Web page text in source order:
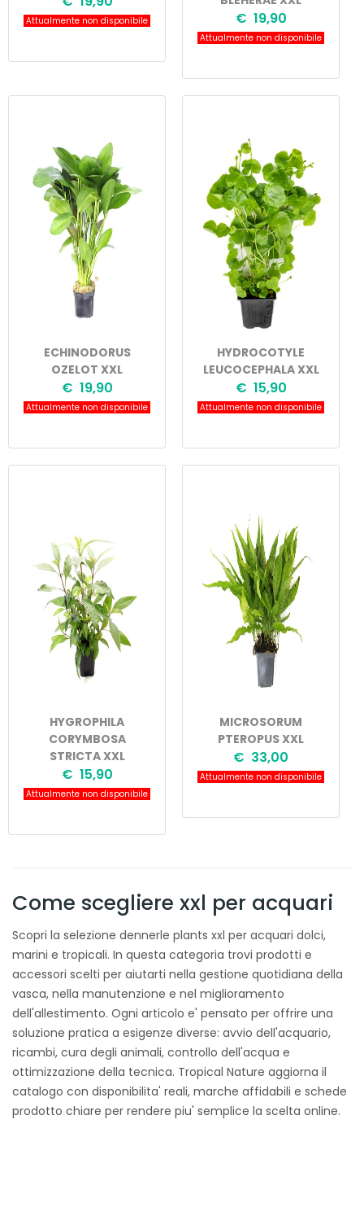
Attualmente non disponibile € 19,90
Attualmente non disponibile
ECHINODORUS
OZELOT XXL
€ 19,90
Attualmente non disponibile
HYDROCOTYLE
LEUCOCEPHALA XXL
€ 15,90
Attualmente non disponibile
HYGROPHILA
CORYMBOSA
STRICTA XXL
€ 15,90
Attualmente non disponibile
MICROSORUM
PTEROPUS XXL
€ 33,00
Attualmente non disponibile
Come scegliere xxl per acquari
Scopri la selezione dennerle plants xxl per acquari dolci,
marini e tropicali. In questa categoria trovi prodotti e
accessori scelti per aiutarti nella gestione quotidiana della
vasca, nella manutenzione e nel miglioramento
dell'allestimento. Ogni articolo e' pensato per offrire una
soluzione pratica a esigenze diverse: avvio dell'acquario,
ricambi, cura degli animali, controllo dell'acqua e
ottimizzazione della tecnica. Tropical Nature aggiorna il
catalogo con disponibilita' reali, marche affidabili e schede
prodotto chiare per rendere piu' semplice la scelta online.